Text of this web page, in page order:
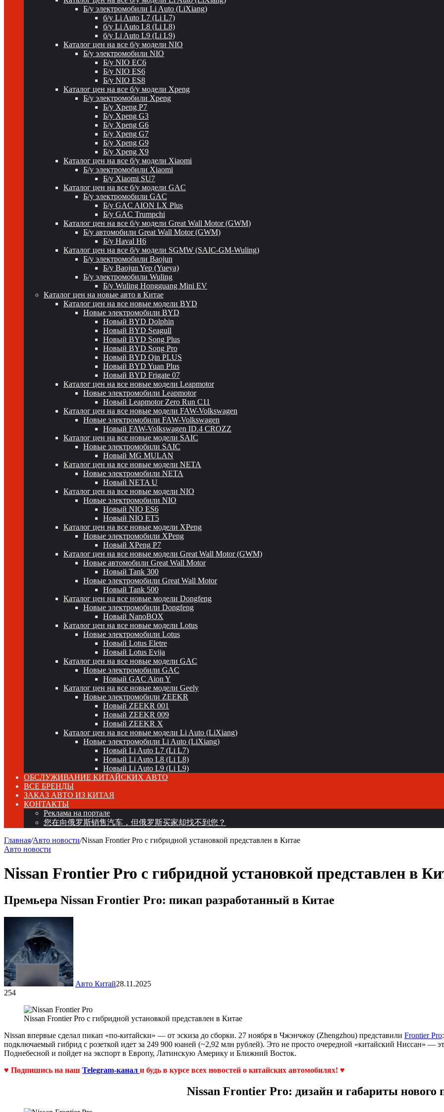
Б/у электромобили Li Auto (LiXiang)
б/у Li Auto L7 (Li L7)
б/у Li Auto L8 (Li L8)
б/у Li Auto L9 (Li L9)
Каталог цен на все б/у модели NIO
Б/у электромобили NIO
Б/у NIO EC6
Б/у NIO ES6
Б/у NIO ES8
Каталог цен на все б/у модели Xpeng
Б/у электромобили Xpeng
Б/у Xpeng P7
Б/у Xpeng G3
Б/у Xpeng G6
Б/у Xpeng G7
Б/у Xpeng G9
Б/у Xpeng X9
Каталог цен на все б/у модели Xiaomi
Б/у электромобили Xiaomi
Б/у Xiaomi SU7
Каталог цен на все б/у модели GAC
Б/у электромобили GAC
Б/у GAC AION LX Plus
Б/у GAC Trumpchi
Каталог цен на все б/у модели Great Wall Motor (GWM)
Б/у автомобили Great Wall Motor (GWM)
Б/у Haval H6
Каталог цен на все б/у модели SGMW (SAIC-GM-Wuling)
Б/у электромобили Baojun
Б/у Baojun Yep (Yueya)
Б/у электромобили Wuling
Б/у Wuling Hongguang Mini EV
Каталог цен на новые авто в Китае
Каталог цен на все новые модели BYD
Новые электромобили BYD
Новый BYD Dolphin
Новый BYD Seagull
Новый BYD Song Plus
Новый BYD Song Pro
Новый BYD Qin PLUS
Новый BYD Yuan Plus
Новый BYD Frigate 07
Каталог цен на все новые модели Leapmotor
Новые электромобили Leapmotor
Новый Leapmotor Zero Run C11
Каталог цен на все новые модели FAW-Volkswagen
Новые электромобили FAW-Volkswagen
Новый FAW-Volkswagen ID.4 CROZZ
Каталог цен на все новые модели SAIC
Новые электромобили SAIC
Новый MG MULAN
Каталог цен на все новые модели NETA
Новые электромобили NETA
Новый NETA U
Каталог цен на все новые модели NIO
Новые электромобили NIO
Новый NIO ES6
Новый NIO ET5
Каталог цен на все новые модели XPeng
Новые электромобили XPeng
Новый XPeng P7
Каталог цен на все новые модели Great Wall Motor (GWM)
Новые автомобили Great Wall Motor
Новый Tank 300
Новые электромобили Great Wall Motor
Новый Tank 500
Каталог цен на все новые модели Dongfeng
Новые электромобили Dongfeng
Новый NanoBOX
Каталог цен на все новые модели Lotus
Новые электромобили Lotus
Новый Lotus Eletre
Новый Lotus Evija
Каталог цен на все новые модели GAC
Новые электромобили GAC
Новый GAC Aion Y
Каталог цен на все новые модели Geely
Новые электромобили ZEEKR
Новый ZEEKR 001
Новый ZEEKR 009
Новый ZEEKR X
Каталог цен на все новые модели Li Auto (LiXiang)
Новые электромобили Li Auto (LiXiang)
Новый Li Auto L7 (Li L7)
Новый Li Auto L8 (Li L8)
Новый Li Auto L9 (Li L9)
ОБСЛУЖИВАНИЕ КИТАЙСКИХ АВТО
ВСЕ БРЕНДЫ
ЗАКАЗ АВТО ИЗ КИТАЯ
КОНТАКТЫ
Реклама на портале
您在向俄罗斯销售汽车，但俄罗斯买家却找不到您？
Главная/Авто новости/Nissan Frontier Pro с гибридной установкой представлен в Китае
Авто новости
Nissan Frontier Pro с гибридной установкой представлен в
Премьера Nissan Frontier Pro: пикап разработанный в Китае
Авто Китай28.11.2025
254
Nissan Frontier Pro с гибридной установкой представлен в Китае
Nissan впервые сделал пикап «по-китайски» — от эскиза до сборки. 27 ноября в Чжэнчжоу (Zhengzhou) представили Frontier Pro
подключаемый гибрид с розеткой идет за 249 900 юаней (~2,92 млн рублей). Это не просто очередной «китайский Ниссан» —
Поднебесной и пойдет на экспорт в Европу, Латинскую Америку и Ближний Восток.
♥ Подпишись на наш Telegram-канал и будь в курсе всех новостей о китайских автомобилях! ♥
Nissan Frontier Pro: дизайн и габариты нового